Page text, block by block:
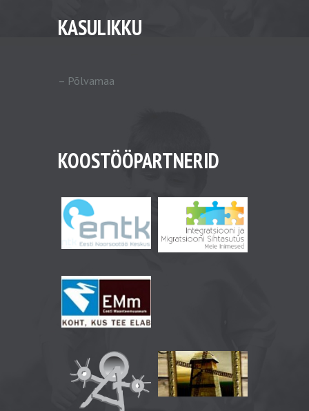
KASULIKKU
– Põlvamaa
KOOSTÖÖPARTNERID